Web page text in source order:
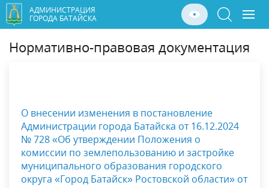
АДМИНИСТРАЦИЯ
ГОРОДА БАТАЙСКА
Нормативно-правовая документация
О внесении изменения в постановление
Администрации города Батайска от 16.12.2024
№ 728 «Об утверждении Положения о
комиссии по землепользованию и застройке
муниципального образования городского
округа «Город Батайск» Ростовской области» от